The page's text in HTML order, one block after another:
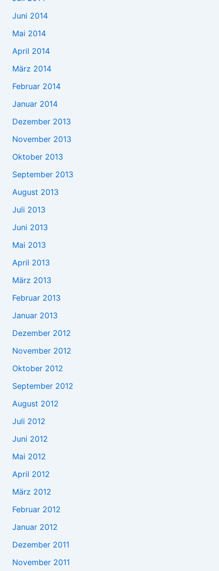
Juni 2014
Mai 2014
April 2014
März 2014
Februar 2014
Januar 2014
Dezember 2013
November 2013
Oktober 2013
September 2013
August 2013
Juli 2013
Juni 2013
Mai 2013
April 2013
März 2013
Februar 2013
Januar 2013
Dezember 2012
November 2012
Oktober 2012
September 2012
August 2012
Juli 2012
Juni 2012
Mai 2012
April 2012
März 2012
Februar 2012
Januar 2012
Dezember 2011
November 2011